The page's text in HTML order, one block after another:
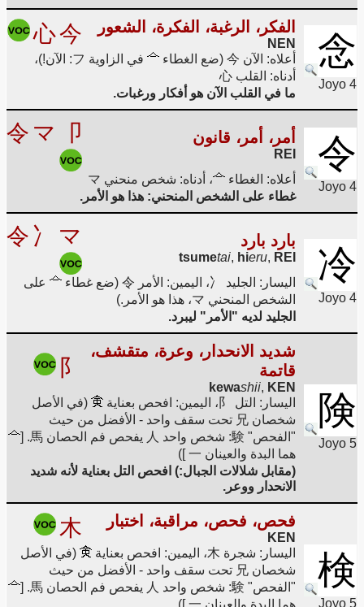
念
Joyo 4
الفكر، الرغبة، الفكرة، الشعور
NEN
心今
أعلاه: الآن 今 (ضع الغطاء
في الزاوية フ: الآن!)،
أدناه: القلب 心
ما في القلب الآن هو أفكار ورغبات.
令
Joyo 4
أمر، أمر، قانون
REI
令 マ 卩
أعلاه: الغطاء
، أدناه: شخص منحني マ
غطاء على الشخص المنحني: هذا هو الأمر.
冷
Joyo 4
بارد بارد
tsumetai, hieru, REI
令 冫 マ
اليسار: الجليد 冫، اليمين: الأمر 令 (ضع غطاء
على
الشخص المنحني マ، هذا هو الأمر.)
الجليد لديه "الأمر" ليبرد.
険
Joyo 5
شديد الانحدار، وعرة، متقشف،
قاتمة
kewashii, KEN
阝
اليسار: التل 阝، اليمين: افحص بعناية
(في الأصل
شخصان 兄 تحت سقف واحد - الأفضل من حيث
"الفحص" 験: شخص واحد 人 يفحص فم الحصان 馬. [
هما البدة والعينان 一 ])
(مقابل شلالات الجبال:) افحص التل بعناية لأنه شديد
الانحدار ووعر.
検
Joyo 5
فحص، فحص، مراقبة، اختبار
KEN
木
اليسار: شجرة 木، اليمين: افحص بعناية
(في الأصل
شخصان 兄 تحت سقف واحد - الأفضل من حيث
"الفحص" 験: شخص واحد 人 يفحص فم الحصان 馬. [
هما البدة والعينان 一 ])